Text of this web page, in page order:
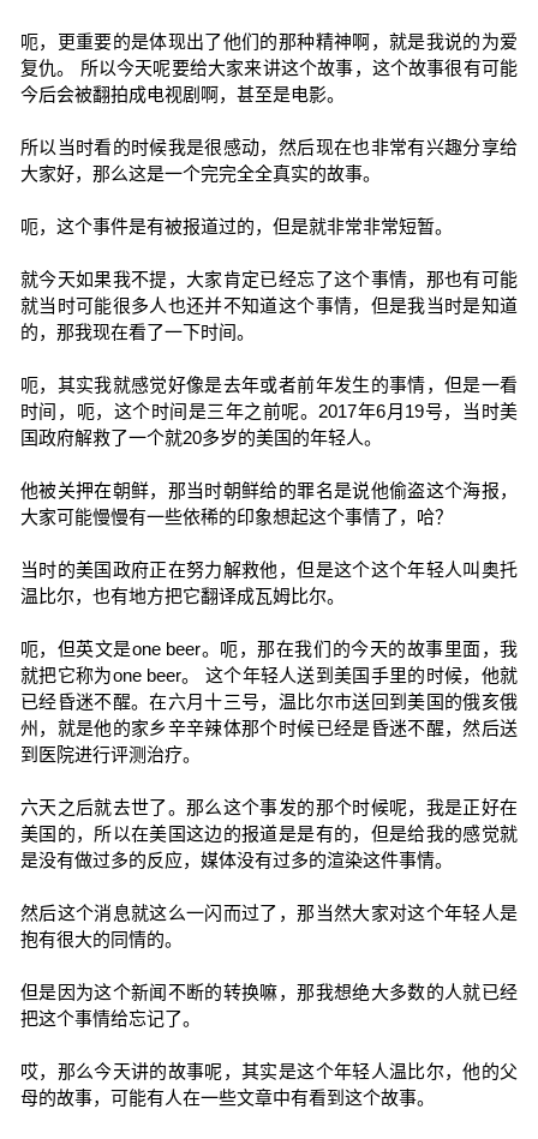
呃，更重要的是体现出了他们的那种精神啊，就是我说的为爱
复仇。 所以今天呢要给大家来讲这个故事，这个故事很有可能
今后会被翻拍成电视剧啊，甚至是电影。
所以当时看的时候我是很感动，然后现在也非常有兴趣分享给
大家好，那么这是一个完完全全真实的故事。
呃，这个事件是有被报道过的，但是就非常非常短暂。
就今天如果我不提，大家肯定已经忘了这个事情，那也有可能
就当时可能很多人也还并不知道这个事情，但是我当时是知道
的，那我现在看了一下时间。
呃，其实我就感觉好像是去年或者前年发生的事情，但是一看
时间，呃，这个时间是三年之前呢。2017年6月19号，当时美
国政府解救了一个就20多岁的美国的年轻人。
他被关押在朝鲜，那当时朝鲜给的罪名是说他偷盗这个海报，
大家可能慢慢有一些依稀的印象想起这个事情了，哈？
当时的美国政府正在努力解救他，但是这个这个年轻人叫奥托
温比尔，也有地方把它翻译成瓦姆比尔。
呃，但英文是one beer。呃，那在我们的今天的故事里面，我
就把它称为one beer。 这个年轻人送到美国手里的时候，他就
已经昏迷不醒。在六月十三号，温比尔市送回到美国的俄亥俄
州，就是他的家乡辛辛辣体那个时候已经是昏迷不醒，然后送
到医院进行评测治疗。
六天之后就去世了。那么这个事发的那个时候呢，我是正好在
美国的，所以在美国这边的报道是是有的，但是给我的感觉就
是没有做过多的反应，媒体没有过多的渲染这件事情。
然后这个消息就这么一闪而过了，那当然大家对这个年轻人是
抱有很大的同情的。
但是因为这个新闻不断的转换嘛，那我想绝大多数的人就已经
把这个事情给忘记了。
哎，那么今天讲的故事呢，其实是这个年轻人温比尔，他的父
母的故事，可能有人在一些文章中有看到这个故事。